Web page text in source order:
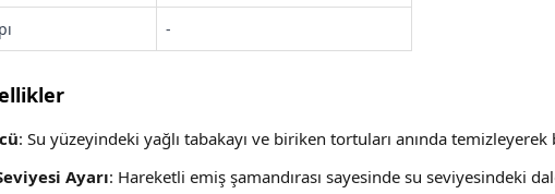
-
: Su yüzeyindeki yağlı tabakayı ve biriken tortuları anında temizleyerek
Ayarı: Hareketli emiş şamandırası sayesinde su seviyesindeki